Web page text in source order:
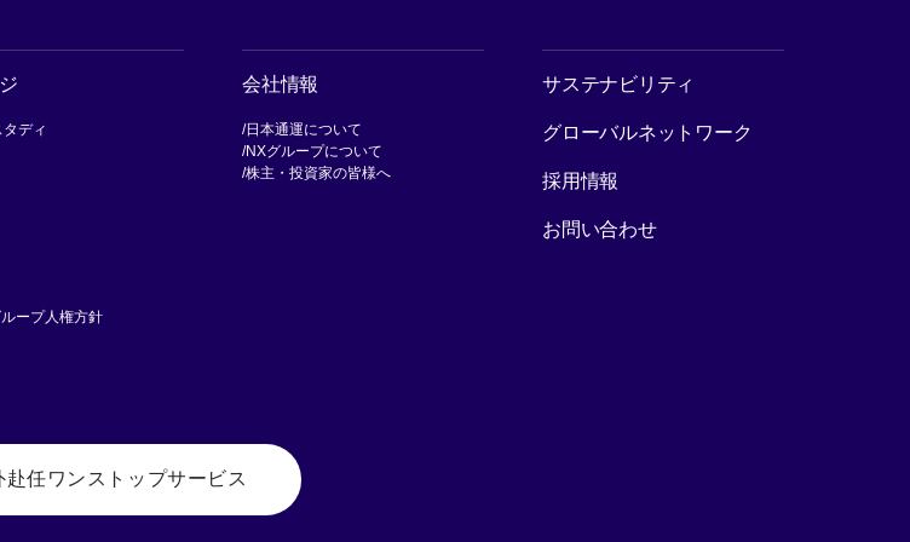
ディ
会社情報
日本通運について
NXグループについて
株主・投資家の皆様へ
サステナビリティ
グローバルネットワーク
採用情報
お問い合わせ
ープ人権方針
開く]
赴任ワンストップサービス [別ウィンドウで開く]